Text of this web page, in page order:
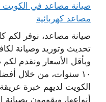
مصاعد كهربائية
صيانة مصاعد، نوفر لكم
تحديث وتوريد وصيانة
وبأقل الأسعار ونقدم
١٠ سنوات، من خلال
الكويت لديهم خبرة
أنواعها، ويقومون